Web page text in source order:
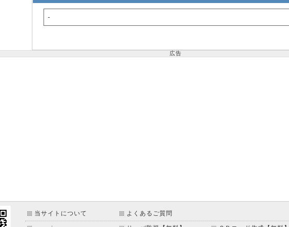
-
広告
当サイトについて よくあるご質問